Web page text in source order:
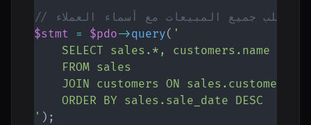
// جلب جميع المبيعات مع أسماء العملاء
$stmt = $pdo->query( '
SELECT sales.*, customers.name AS
    FROM sales
JOIN customers ON sales.customer_id
    ORDER BY sales.sale_date DESC
' ) ;